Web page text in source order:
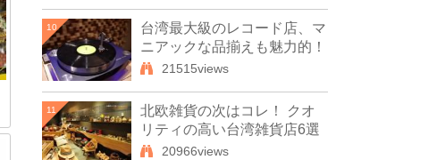
10
台湾最大級のレコード店、マ
ニアックな品揃えも魅力的！
21515views
11
北欧雑貨の次はコレ！ クオ
リティの高い台湾雑貨店6選
20966views